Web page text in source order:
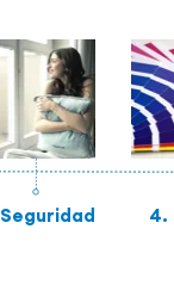
Seguridad 4.